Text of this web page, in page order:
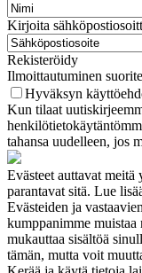
Kirjoita
Rekisteröidy
Ilmoittautuminen
Hyväksyn
Kun tilaat
tahansa uudelleen, jos
Evästeet auttavat
parantavat sitä. Lue
Evästeiden ja
kumppanimme
mukauttaa sisältöä
tämän, mutta voit